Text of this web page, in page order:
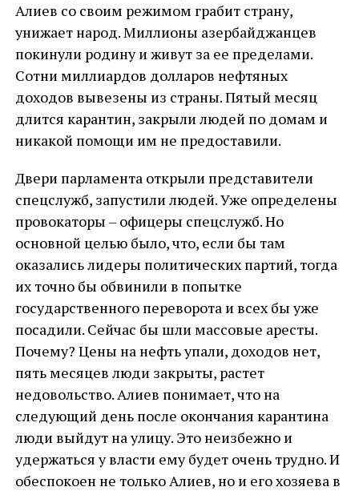
Алиев со своим режимом грабит страну,
унижает народ. Миллионы азербайджанцев
покинули родину и живут за ее пределами.
Сотни миллиардов долларов нефтяных
доходов вывезены из страны. Пятый месяц
длится карантин, закрыли людей по домам и
никакой помощи им не предоставили.
Двери парламента открыли представители
спецслужб, запустили людей. Уже определены
провокаторы – офицеры спецслужб. Но
основной целью было, что, если бы там
оказались лидеры политических партий, тогда
их точно бы обвинили в попытке
государственного переворота и всех бы уже
посадили. Сейчас бы шли массовые аресты.
Почему? Цены на нефть упали, доходов нет,
пять месяцев люди закрыты, растет
недовольство. Алиев понимает, что на
следующий день после окончания карантина
люди выйдут на улицу. Это неизбежно и
удержаться у власти ему будет очень трудно. И
обеспокоен не только Алиев, но и его хозяева в